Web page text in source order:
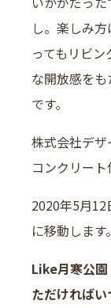
し。楽しみ
ってもリビ
な開放感を
です。
株式会社デ
コンクリート
2020年5月
に移動します。
Like月寒公
ただければ